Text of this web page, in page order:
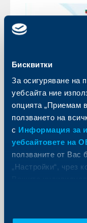
Бисквитки
За осигуряване на
уебсайта ние
опцията „Приемам
ползването на
с Информация за
уебсайтовете на
ползваните от Вас
„Настройки“, чрез
Бизнес
ОББ: По-
от
тримесечие
09 юни 2023
фона на
наличните